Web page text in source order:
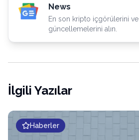
News
En son kripto içgörülerini ve
güncellemelerini alın.
İlgili Yazılar
Haberler